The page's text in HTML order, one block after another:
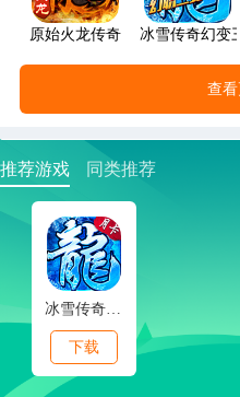
原始火龙传奇 冰雪传奇幻变
查
推荐游戏 同类推荐
冰雪传奇点卡版
下载